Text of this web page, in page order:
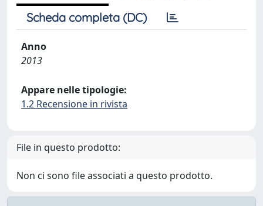
Scheda completa (DC)
Anno
2013
Appare nelle tipologie:
1.2 Recensione in rivista
File in questo prodotto:
Non ci sono file associati a questo prodotto.